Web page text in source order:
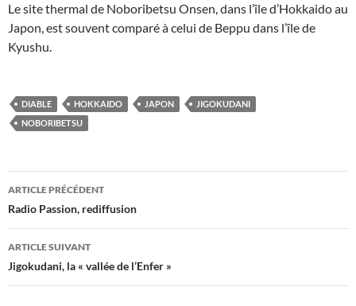
Le site thermal de Noboribetsu Onsen, dans l’île d’Hokkaido au
Japon, est souvent comparé à celui de Beppu dans l’île de
Kyushu.
DIABLE HOKKAIDO JAPON
JIGOKUDANI
NOBORIBETSU
Navigation
des
articles
ARTICLE PRÉCÉDENT
Radio Passion, rediffusion
ARTICLE SUIVANT
Jigokudani, la « vallée de l’Enfer »